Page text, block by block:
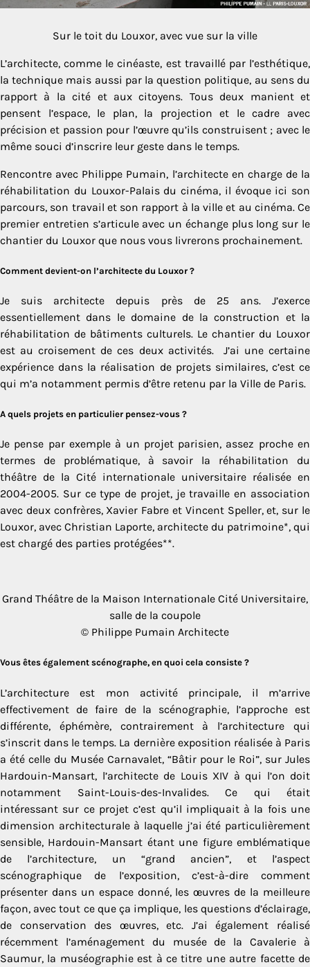
Sur le toit du Louxor, avec vue sur la ville
L’architecte, comme le cinéaste, est travaillé par l’esthétique,
la technique mais aussi par la question politique, au sens du
rapport à la cité et aux citoyens. Tous deux manient et
pensent l’espace, le plan, la projection et le cadre avec
précision et passion pour l’œuvre qu’ils construisent ; avec le
même souci d’inscrire leur geste dans le temps.
Rencontre avec Philippe Pumain, l’architecte en charge de la
réhabilitation du Louxor-Palais du cinéma, il évoque ici son
parcours, son travail et son rapport à la ville et au cinéma. Ce
premier entretien s’articule avec un échange plus long sur le
chantier du Louxor que nous vous livrerons prochainement.
Comment devient-on l’architecte du Louxor ?
Je suis architecte depuis près de 25 ans. J’exerce
essentiellement dans le domaine de la construction et la
réhabilitation de bâtiments culturels. Le chantier du Louxor
est au croisement de ces deux activités. J’ai une certaine
expérience dans la réalisation de projets similaires, c’est ce
qui m’a notamment permis d’être retenu par la Ville de Paris.
A quels projets en particulier pensez-vous ?
Je pense par exemple à un projet parisien, assez proche en
termes de problématique, à savoir la réhabilitation du
théâtre de la Cité internationale universitaire réalisée en
2004-2005. Sur ce type de projet, je travaille en association
avec deux confrères, Xavier Fabre et Vincent Speller, et, sur le
Louxor, avec Christian Laporte, architecte du patrimoine*, qui
est chargé des parties protégées**.
Grand Théâtre de la Maison Internationale Cité Universitaire,
salle de la coupole
© Philippe Pumain Architecte
Vous êtes également scénographe, en quoi cela consiste ?
L’architecture est mon activité principale, il m’arrive
effectivement de faire de la scénographie, l’approche est
différente, éphémère, contrairement à l’architecture qui
s’inscrit dans le temps. La dernière exposition réalisée à Paris
a été celle du Musée Carnavalet, “Bâtir pour le Roi”, sur Jules
Hardouin-Mansart, l’architecte de Louis XIV à qui l’on doit
notamment Saint-Louis-des-Invalides. Ce qui était
intéressant sur ce projet c’est qu’il impliquait à la fois une
dimension architecturale à laquelle j’ai été particulièrement
sensible, Hardouin-Mansart étant une figure emblématique
de l’architecture, un “grand ancien”, et l’aspect
scénographique de l’exposition, c’est-à-dire comment
présenter dans un espace donné, les œuvres de la meilleure
façon, avec tout ce que ça implique, les questions d’éclairage,
de conservation des œuvres, etc. J’ai également réalisé
récemment l’aménagement du musée de la Cavalerie à
Saumur, la muséographie est à ce titre une autre facette de